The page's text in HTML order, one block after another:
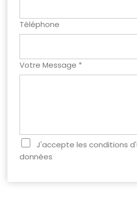
Téléphone
Votre Message *
J'accepte les conditions
données